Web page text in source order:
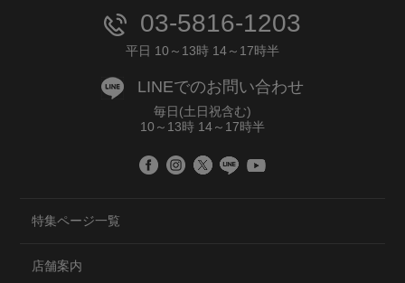
03-5816-1203
平日 10～13時 14～17時半
LINEでのお問い合わせ
毎日(土日祝含む)
10～13時 14～17時半
特集ページ一覧
店舗案内